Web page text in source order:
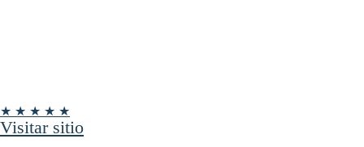
★ ★ ★ ★ ★
Visitar sitio